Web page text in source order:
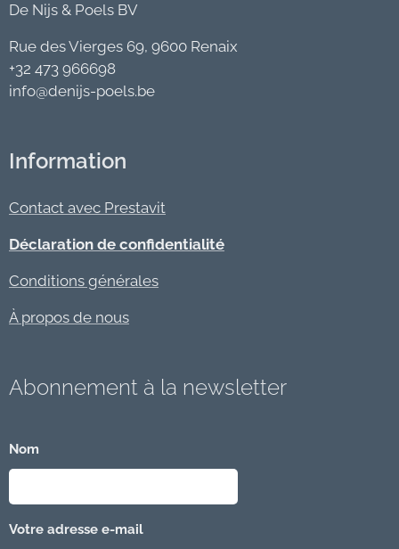
De Nijs & Poels BV
Rue des Vierges 69, 9600 Renaix
+32 473 966698
info@denijs-poels.be
Information
Contact avec Prestavit
Déclaration de confidentialité
Conditions générales
À propos de nous
Abonnement à la newsletter
Nom
Votre adresse e-mail